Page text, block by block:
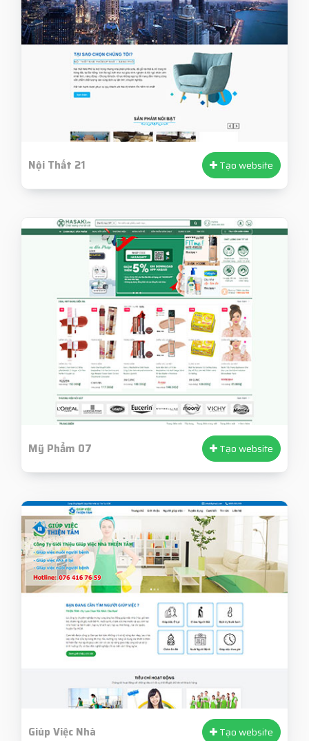
Nội Thất 21 Tạo website
Mỹ Phẩm 07 Tạo website
Giúp Việc Nhà Tạo website